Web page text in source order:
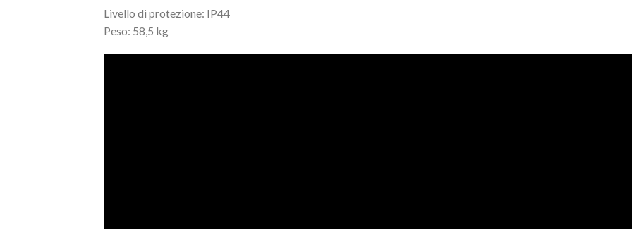
Livello di protezione: IP44
Peso: 58,5 kg